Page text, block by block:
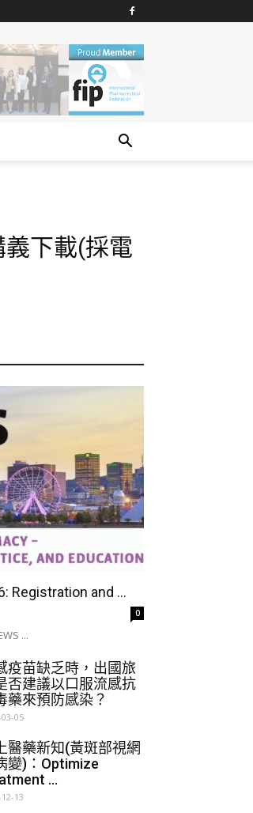
下載(採電
Registration and ...
0
...
疫苗缺乏時，出國旅
否建議以口服流感抗
藥來預防感染？
05
醫藥新知(黃斑部視網
變)：Optimize
...
13